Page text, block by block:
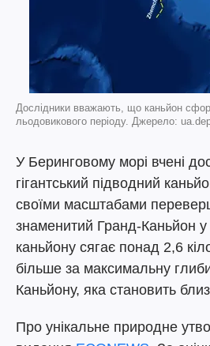
Дослідники вважають, що каньйон
льодовикового періоду. Джерело:
У Беринговому морі вчені
гігантський підводний
своїми масштабами
знаменитий Гранд-Каньйон
каньйону сягає понад 2,6
більше за максимальну
Каньйону, яка становить
Про унікальне природне